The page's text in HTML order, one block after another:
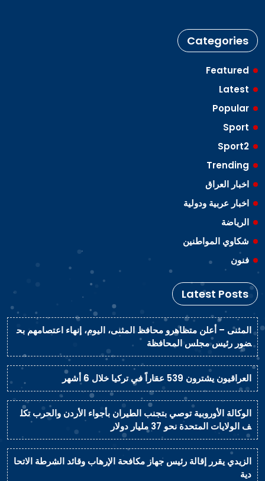
Categories
Featured
Latest
Popular
Sport
Sport2
Trending
اخبار العراق
اخبار عربية ودولية
الرياضة
شكاوي المواطنين
فنون
Latest Posts
المثنى – أعلن متظاهرو محافظ المثنى، اليوم، إنهاء اعتصامهم بح
ضور رئيس مجلس المحافظة
العراقيون يشترون 539 عقاراً في تركيا خلال 6 أشهر
الوكالة الأوروبية توصي بتجنب الطيران بأجواء الأردن والحرب تكل
ف الولايات المتحدة نحو 37 مليار دولار
الزيدي يقرر إقالة رئيس جهاز مكافحة الإرهاب وقائد الشرطة الاتحا
دية